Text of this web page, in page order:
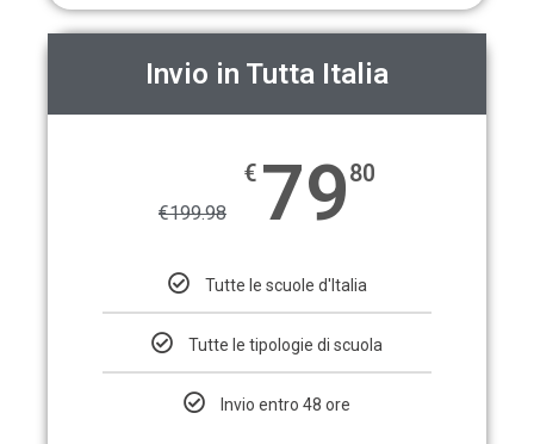
Invio in Tutta Italia
€199.98
€ 7980
Tutte le scuole d'Italia
Tutte le tipologie di scuola
Invio entro 48 ore